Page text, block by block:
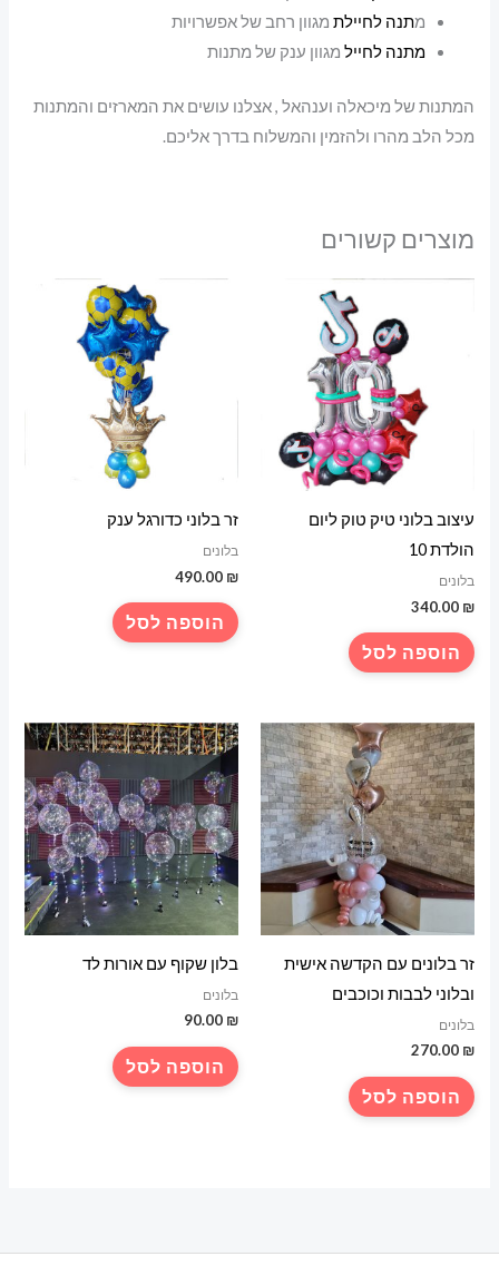
מתנה לחיילת מגוון רחב של אפשרויות
מתנה לחייל מגוון ענק של מתנות
המתנות של מיכאלה וענהאל , אצלנו עושים את המארזים והמתנות
מכל הלב מהרו ולהזמין והמשלוח בדרך אליכם.
מוצרים קשורים
עיצוב בלוני טיק טוק ליום
הולדת 10
בלונים
340.00 ₪
הוספה לסל
זר בלוני כדורגל ענק
בלונים
490.00 ₪
הוספה לסל
זר בלונים עם הקדשה אישית
ובלוני לבבות וכוכבים
בלונים
270.00 ₪
הוספה לסל
בלון שקוף עם אורות לד
בלונים
90.00 ₪
הוספה לסל